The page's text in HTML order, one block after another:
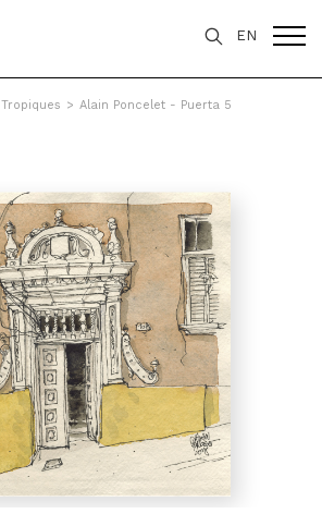
EN
Tropiques > Alain Poncelet - Puerta 5